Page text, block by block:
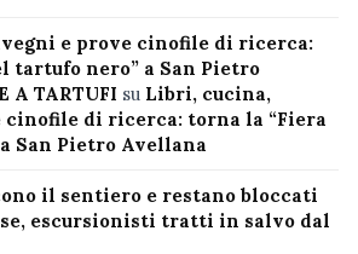
e prove cinofile di ricerca:
tartufo nero” a San Pietro
A TARTUFI su Libri, cucina,
cinofile di ricerca: torna la “Fiera
San Pietro Avellana
il sentiero e restano bloccati
escursionisti tratti in salvo dal